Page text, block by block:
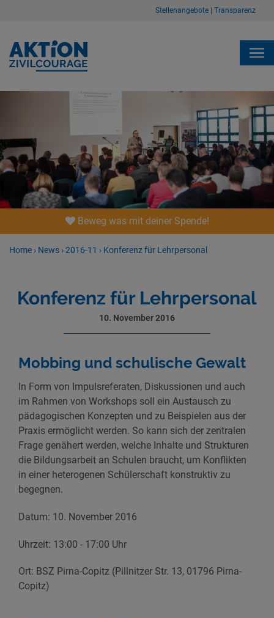
Stellenangebote Transparenz
Beweg was mit deiner Spende!
Home › News ›2016-11 › Konferenz für Lehrpersonal
Konferenz für Lehrpersonal
10. November 2016
Mobbing und schulische Gewalt
In Form von Impulsreferaten, Diskussionen und auch
im Rahmen von Workshops soll ein Austausch zu
pädagogischen Konzepten und zu Beispielen aus der
Praxis ermöglicht werden. So kann sich der zentralen
Frage genähert werden, welche Inhalte und Strukturen
die Bildungsarbeit an Schulen braucht, um Konflikten
in einer heterogenen Schülerschaft konstruktiv zu
begegnen.
Datum: 10. November 2016
Uhrzeit: 13:00 - 17:00 Uhr
Ort: BSZ Pirna-Copitz (Pillnitzer Str. 13, 01796 Pirna-
Copitz)